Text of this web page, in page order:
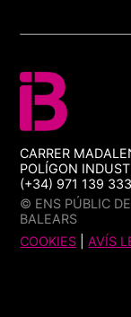
CARRER
POLÍGON
(+34) 971 139 333
© ENS PÚBLIC
BALEARS
COOKIES |AVÍS